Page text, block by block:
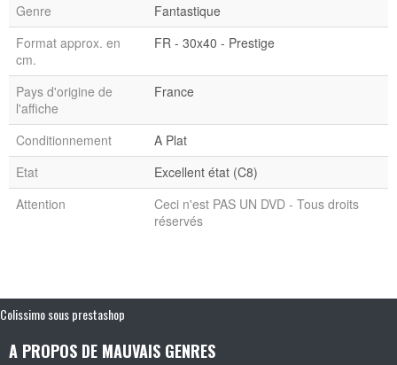
Genre
Fantastique
Format approx. en
cm.
FR - 30x40 - Prestige
Pays d'origine de
l'affiche
France
Conditionnement
A Plat
Etat
Excellent état (C8)
Attention
Ceci n'est PAS UN DVD - Tous droits
réservés
Colissimo sous prestashop
A PROPOS DE MAUVAIS GENRES